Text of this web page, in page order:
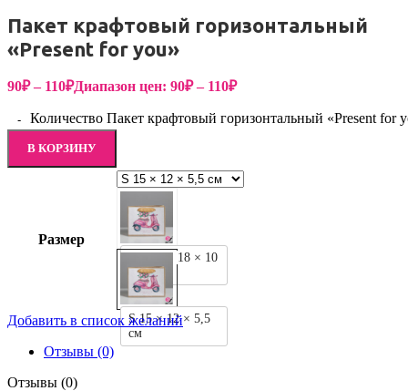
Пакет крафтовый горизонтальный
«Present for you»
90₽ – 110₽Диапазон цен: 90₽ – 110₽
Количество Пакет крафтовый горизонтальный «Present for
В КОРЗИНУ
Размер
MS 23 × 18 × 10
см
S 15 × 12 × 5,5
см
Добавить в список желаний
Отзывы (0)
Отзывы (0)